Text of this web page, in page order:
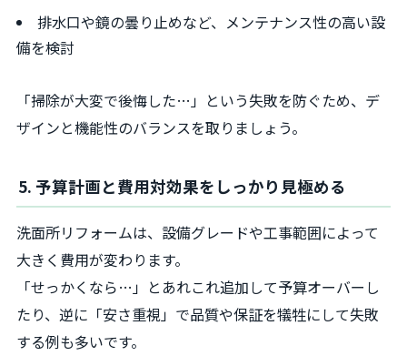
排水口や鏡の曇り止めなど、メンテナンス性の高い設
備を検討
「掃除が大変で後悔した…」という失敗を防ぐため、デ
ザインと機能性のバランスを取りましょう。
5. 予算計画と費用対効果をしっかり見極める
洗面所リフォームは、設備グレードや工事範囲によって
大きく費用が変わります。
「せっかくなら…」とあれこれ追加して予算オーバーし
たり、逆に「安さ重視」で品質や保証を犠牲にして失敗
する例も多いです。